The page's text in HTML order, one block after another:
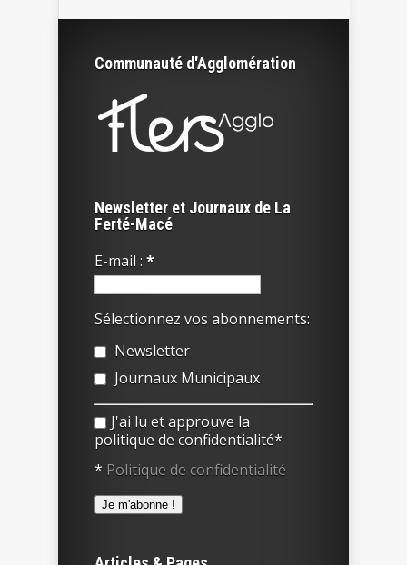
Communauté d'Agglomération
Newsletter et Journaux de La
Ferté-Macé
E-mail : *
Sélectionnez vos abonnements:
Newsletter
Journaux Municipaux
J'ai lu et approuve la
politique de confidentialité*
* Politique de confidentialité